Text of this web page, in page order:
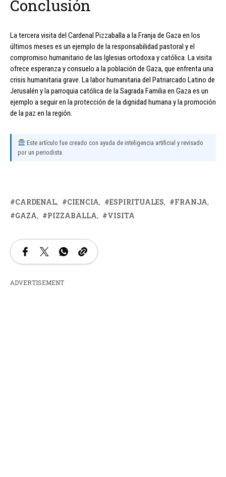
Conclusión
La tercera visita del Cardenal Pizzaballa a la Franja de Gaza en los
últimos meses es un ejemplo de la responsabilidad pastoral y el
compromiso humanitario de las Iglesias ortodoxa y católica. La visita
ofrece esperanza y consuelo a la población de Gaza, que enfrenta una
crisis humanitaria grave. La labor humanitaria del Patriarcado Latino de
Jerusalén y la parroquia católica de la Sagrada Familia en Gaza es un
ejemplo a seguir en la protección de la dignidad humana y la promoción
de la paz en la región.
Este artículo fue creado con ayuda de inteligencia artificial y revisado
por un periodista.
CARDENAL CIENCIA ESPIRITUALES
FRANJA
GAZA
PIZZABALLA VISITA
ADVERTISEMENT